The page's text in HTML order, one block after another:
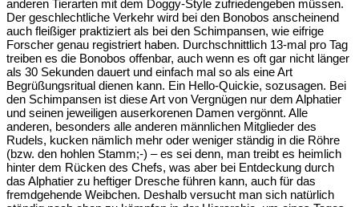
anderen Tierarten mit dem Doggy-Style zufriedengeben müssen.
Der geschlechtliche Verkehr wird bei den Bonobos anscheinend
auch fleißiger praktiziert als bei den Schimpansen, wie eifrige
Forscher genau registriert haben. Durchschnittlich 13-mal pro Tag
treiben es die Bonobos offenbar, auch wenn es oft gar nicht länger
als 30 Sekunden dauert und einfach mal so als eine Art
Begrüßungsritual dienen kann. Ein Hello-Quickie, sozusagen. Bei
den Schimpansen ist diese Art von Vergnügen nur dem Alphatier
und seinen jeweiligen auserkorenen Damen vergönnt. Alle
anderen, besonders alle anderen männlichen Mitglieder des
Rudels, kucken nämlich mehr oder weniger ständig in die Röhre
(bzw. den hohlen Stamm;-) – es sei denn, man treibt es heimlich
hinter dem Rücken des Chefs, was aber bei Entdeckung durch
das Alphatier zu heftiger Dresche führen kann, auch für das
fremdgehende Weibchen. Deshalb versucht man sich natürlich